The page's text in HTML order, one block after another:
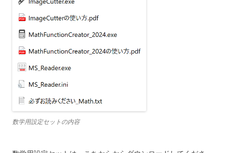
数学用設定セットの内容